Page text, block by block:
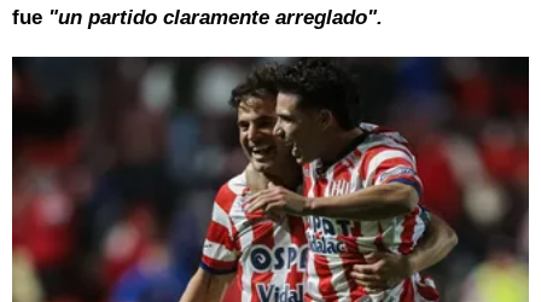
fue "un partido claramente arreglado".